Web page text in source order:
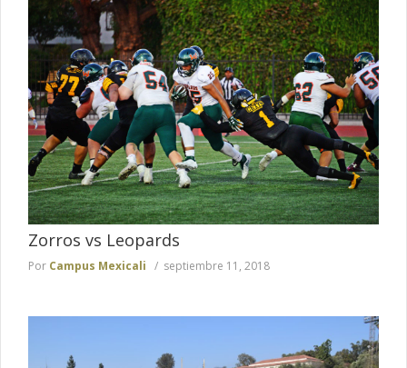
Zorros vs Leopards
Por Campus Mexicali septiembre 11, 2018